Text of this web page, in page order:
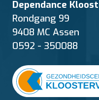
Dependance
Rondgang 99
9408 MC Assen
0592 - 350088